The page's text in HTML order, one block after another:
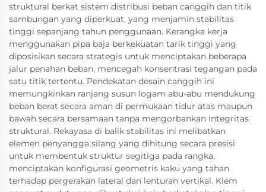
struktural berkat sistem distribusi beban canggih dan titik
sambungan yang diperkuat, yang menjamin stabilitas
tinggi sepanjang tahun penggunaan. Kerangka kerja
menggunakan pipa baja berkekuatan tarik tinggi yang
diposisikan secara strategis untuk menciptakan beberapa
jalur penahan beban, mencegah konsentrasi tegangan pada
satu titik tertentu. Pendekatan desain canggih ini
memungkinkan ranjang susun logam abu-abu mendukung
beban berat secara aman di permukaan tidur atas maupun
bawah secara bersamaan tanpa mengorbankan integritas
struktural. Rekayasa di balik stabilitas ini melibatkan
elemen penyangga silang yang dihitung secara presisi
untuk membentuk struktur segitiga pada rangka,
menciptakan konfigurasi geometris kaku yang tahan
terhadap pergerakan lateral dan lenturan vertikal. Klem